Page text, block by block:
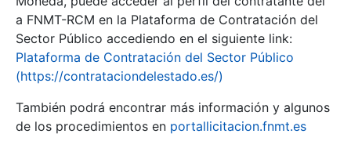
a FNMT-RCM en la Plataforma de Contratación del
Sector Público accediendo en el siguiente link:
Plataforma de Contratación del Sector Público
(https://contrataciondelestado.es/)
También podrá encontrar más información y algunos
de los procedimientos en portallicitacion.fnmt.es